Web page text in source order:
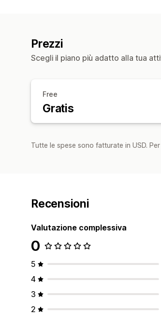
Prezzi
Scegli il piano più adatto alla tua
Free
Gratis
Tutte le spese sono fatturate in USD.
Recensioni
Valutazione complessiva
0
5
4
3
2